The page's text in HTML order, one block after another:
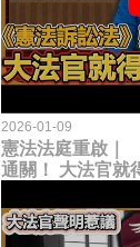
2026-01-09
憲法法庭重啟｜
通關！ 大法官就